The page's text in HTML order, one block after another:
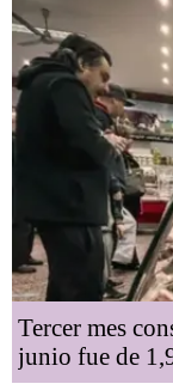
Tercer mes
junio fue de